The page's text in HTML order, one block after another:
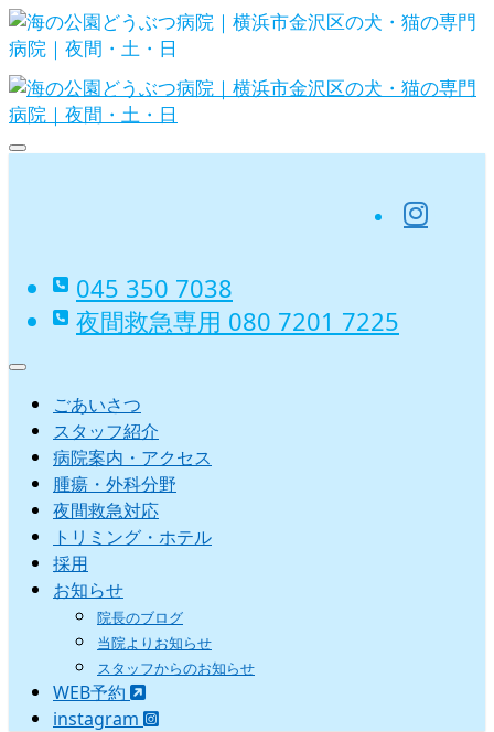
Skip
to
content
区の犬・猫の専門病院｜夜間・土・
045 350 7038‬
夜間救急専用 080 7201 7225‬
ごあいさつ
スタッフ紹介
病院案内・アクセス
腫瘍・外科分野
夜間救急対応
トリミング・ホテル
採用
お知らせ
院長のブログ
当院よりお知らせ
スタッフからのお知らせ
WEB予約
instagram